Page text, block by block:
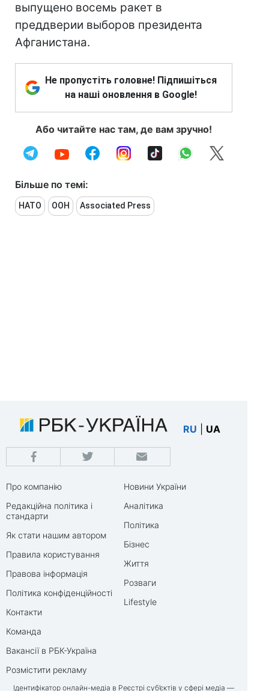
выпущено восемь ракет в
преддверии выборов президента
Афганистана.
Не пропустіть головне! Підпишіться
на наші оновлення в Google!
Або читайте нас там, де вам зручно!
Більше по темі:
НАТО ООН Associated Press
RU UA
Про компанію
Редакційна політика і
стандарти
Як стати нашим автором
Правила користування
Правова інформація
Політика конфіденційності
Контакти
Команда
Вакансії в РБК-Україна
Розмістити рекламу
Новини України
Аналітика
Політика
Бізнес
Життя
Розваги
Lifestyle
Ідентифікатор онлайн-медіа в Реєстрі суб’єктів у сфері медіа —